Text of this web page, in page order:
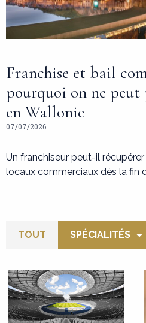
Franchise et bail
pourquoi on ne
en Wallonie
07/07/2026
Un franchiseur peut-il
locaux commerciaux dès la fin
TOUT SPÉCIALITÉS